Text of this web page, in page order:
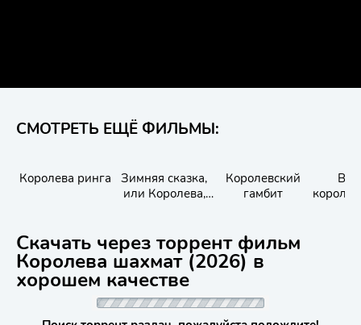
СМОТРЕТЬ ЕЩЁ ФИЛЬМЫ:
Королева ринга
Зимняя сказка,
или Королева,
Королевский
гамбит
Скачать через торрент фильм
Королева шахмат (2026) в
хорошем качестве